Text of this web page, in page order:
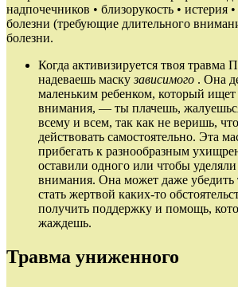
надпочечников • близорукость • истерия
болезни (требующие длительного
болезни.
Когда активизируется твоя
надеваешь маску зависимого . Она
маленьким ребенком, который ищет
внимания, — ты плачешь,
всему и всем, так как не веришь,
действовать самостоятельно. Эта
прибегать к разнообразным
оставили одного или чтобы
внимания. Она может даже убедить
стать жертвой каких‑то
получить поддержку и помощь,
жаждешь.
Травма униженного